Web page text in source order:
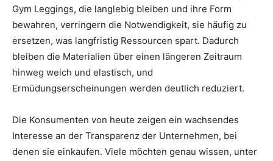
Gym Leggings, die langlebig bleiben und ihre Form
bewahren, verringern die Notwendigkeit, sie häufig zu
ersetzen, was langfristig Ressourcen spart. Dadurch
bleiben die Materialien über einen längeren Zeitraum
hinweg weich und elastisch, und
Ermüdungserscheinungen werden deutlich reduziert.
Die Konsumenten von heute zeigen ein wachsendes
Interesse an der Transparenz der Unternehmen, bei
denen sie einkaufen. Viele möchten genau wissen, unter